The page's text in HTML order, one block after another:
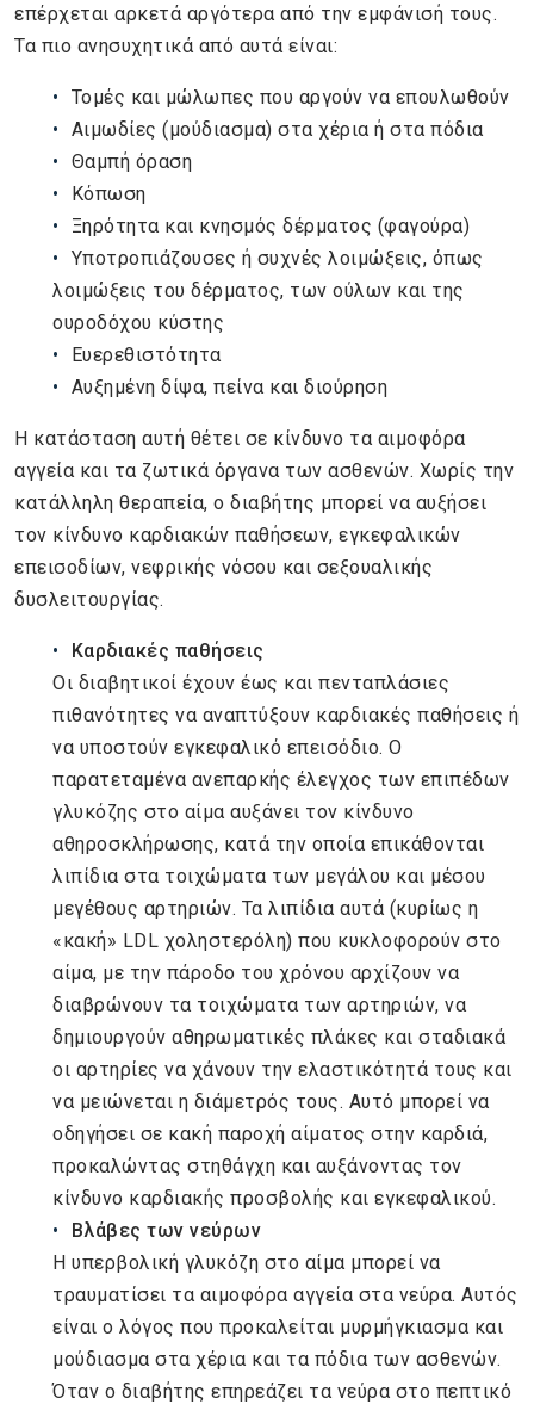
επέρχεται αρκετά αργότερα από την εμφάνισή τους.
Τα πιο ανησυχητικά από αυτά είναι:
Τομές και μώλωπες που αργούν να επουλωθούν
Αιμωδίες (μούδιασμα) στα χέρια ή στα πόδια
Θαμπή όραση
Κόπωση
Ξηρότητα και κνησμός δέρματος (φαγούρα)
Υποτροπιάζουσες ή συχνές λοιμώξεις, όπως
λοιμώξεις του δέρματος, των ούλων και της
ουροδόχου κύστης
Ευερεθιστότητα
Αυξημένη δίψα, πείνα και διούρηση
Η κατάσταση αυτή θέτει σε κίνδυνο τα αιμοφόρα
αγγεία και τα ζωτικά όργανα των ασθενών. Χωρίς την
κατάλληλη θεραπεία, ο διαβήτης μπορεί να αυξήσει
τον κίνδυνο καρδιακών παθήσεων, εγκεφαλικών
επεισοδίων, νεφρικής νόσου και σεξουαλικής
δυσλειτουργίας.
Καρδιακές παθήσεις
Οι διαβητικοί έχουν έως και πενταπλάσιες
πιθανότητες να αναπτύξουν καρδιακές παθήσεις ή
να υποστούν εγκεφαλικό επεισόδιο. Ο
παρατεταμένα ανεπαρκής έλεγχος των επιπέδων
γλυκόζης στο αίμα αυξάνει τον κίνδυνο
αθηροσκλήρωσης, κατά την οποία επικάθονται
λιπίδια στα τοιχώματα των μεγάλου και μέσου
μεγέθους αρτηριών. Τα λιπίδια αυτά (κυρίως η
«κακή» LDL χοληστερόλη) που κυκλοφορούν στο
αίμα, με την πάροδο του χρόνου αρχίζουν να
διαβρώνουν τα τοιχώματα των αρτηριών, να
δημιουργούν αθηρωματικές πλάκες και σταδιακά
οι αρτηρίες να χάνουν την ελαστικότητά τους και
να μειώνεται η διάμετρός τους. Αυτό μπορεί να
οδηγήσει σε κακή παροχή αίματος στην καρδιά,
προκαλώντας στηθάγχη και αυξάνοντας τον
κίνδυνο καρδιακής προσβολής και εγκεφαλικού.
Βλάβες των νεύρων
Η υπερβολική γλυκόζη στο αίμα μπορεί να
τραυματίσει τα αιμοφόρα αγγεία στα νεύρα. Αυτός
είναι ο λόγος που προκαλείται μυρμήγκιασμα και
μούδιασμα στα χέρια και τα πόδια των ασθενών.
Όταν ο διαβήτης επηρεάζει τα νεύρα στο πεπτικό